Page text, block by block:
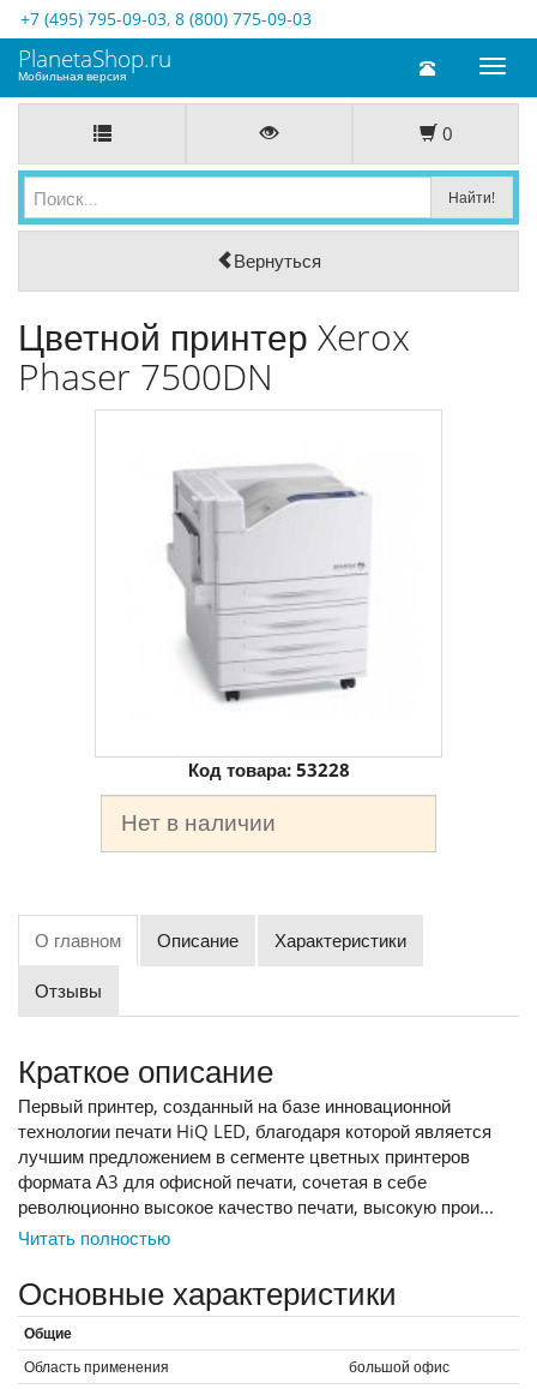
+7 (495) 795-09-03, 8 (800) 775-09-03
Toggle
PlanetaShop.ru
Мобильная версия
0
Вернуться
Цветной принтер Xerox
Phaser 7500DN
Код товара: 53228
Нет в наличии
О главном Описание Характеристики
Отзывы
Краткое описание
Первый принтер, созданный на базе инновационной
технологии печати HiQ LED, благодаря которой является
лучшим предложением в сегменте цветных принтеров
формата А3 для офисной печати, сочетая в себе
революционно высокое качество печати, высокую прои...
Читать полностью
Основные характеристики
Общие
Область применения
большой офис